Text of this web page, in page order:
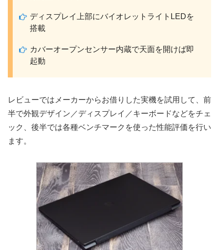
ディスプレイ上部にバイオレットライトLEDを
搭載
カバーオープンセンサー内蔵で天面を開けば即
起動
レビューではメーカーからお借りした実機を試用して、前
半で外観デザイン／ディスプレイ／キーボードなどをチェ
ック、後半では各種ベンチマークを使った性能評価を行い
ます。